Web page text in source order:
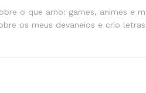
o que amo: games, animes e
os meus devaneios e crio